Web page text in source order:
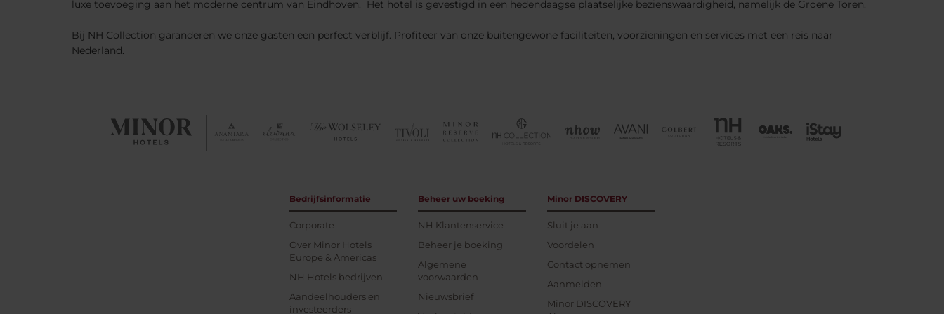
luxe toevoeging aan het moderne centrum van Eindhoven. Het hotel is gevestigd in een hedendaagse plaatselijke bezienswaardigheid, namelijk de Groene Toren.
Bij NH Collection garanderen we onze gasten een perfect verblijf. Profiteer van onze buitengewone faciliteiten, voorzieningen en services met een reis naar
Nederland.
Bedrijfsinformatie
Corporate
Over Minor Hotels
Europe & Americas
NH Hotels bedrijven
Aandeelhouders en
investeerders
Beheer uw boeking
NH Klantenservice
Beheer je boeking
Algemene
voorwaarden
Nieuwsbrief
Minor DISCOVERY
Sluit je aan
Voordelen
Contact opnemen
Aanmelden
Minor DISCOVERY